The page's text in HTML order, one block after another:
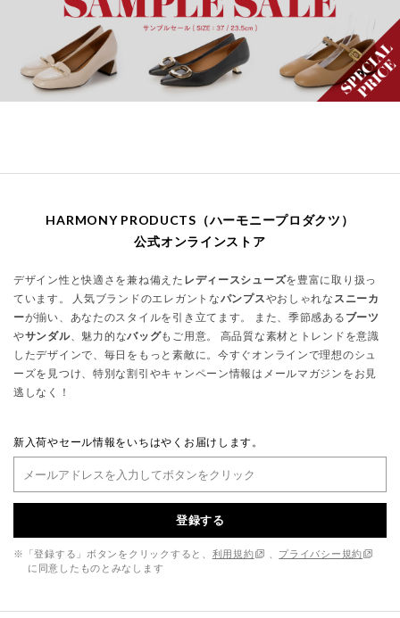
HARMONY PRODUCTS（ハーモニープロダクツ）
公式オンラインストア
デザイン性と快適さを兼ね備えた レディースシューズを豊富に取り扱っ
ています。 人気ブランドのエレガントなパンプスやおしゃれな スニーカ
ーが揃い、あなたのスタイルを引き立てます。 また、季節感ある ブーツ
やサンダル、魅力的なバッグもご用意。 高品質な素材とトレンドを意識
したデザインで、毎日をもっと素敵に。今すぐオンラインで理想のシュ
ーズを見つけ、特別な割引やキャンペーン情報はメールマガジンをお見
逃しなく！
新入荷やセール情報をいちはやくお届けします。
登録する
※「登録する」ボタンをクリックすると、 利用規約
プライバシー規約
に同意したものとみなします